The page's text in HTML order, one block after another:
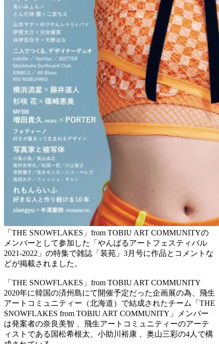
「THE SNOWFLAKES」from TOBIU ART COMMUNITYの
メンバーとして参加した「やんばるアートフェスティバル
2021-2022」の特集で雑誌「装苑」3月号に作品とコメントな
どが掲載されました。
「THE SNOWFLAKES」from TOBIU ART COMMUNITY⁡
2020年に韓国の済州島にて開催予定だった企画展の為、飛生
アートコミュニティー（北海道）で結成されたチーム「THE
SNOWFLAKES from TOBIU ART COMMUNITY」メンバー
は発案者の奈良美智 、飛生アートコミュニティーのアーテ
ィストである国松希根太、小助川裕康 、奥山三彩の4人で構